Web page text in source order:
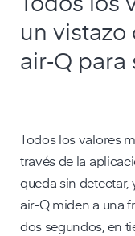
Todos
un vistazo
air‑Q
Todos los valores
través de la
queda sin detectar,
air-Q miden a una
dos segundos, en